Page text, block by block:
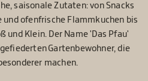
saisonale Zutaten: von Snacks
ofenfrische Flammkuchen bis
und Klein. Der Name 'Das Pfau'
Gartenbewohner, die
machen.